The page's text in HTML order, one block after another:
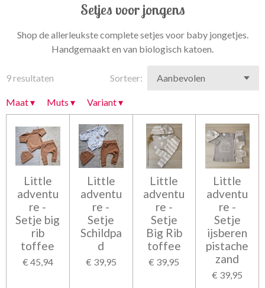
Setjes voor jongens
Shop de allerleukste complete setjes voor baby jongetjes.
Handgemaakt en van biologisch katoen.
9 resultaten Sorteer:
Maat▾ Muts ▾ Variant▾
Little
adventu
re -
Setje big
rib
toffee
€ 45,94
Little
adventu
re -
Setje
Schildpa
d
€ 39,95
Little
adventu
re -
Setje
Big Rib
toffee
€ 39,95
Little
adventu
re -
Setje
ijsberen
pistache
zand
€ 39,95